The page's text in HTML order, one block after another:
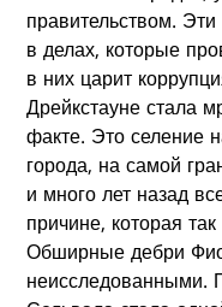
правительством.
в делах, которые
в них царит
Дрейкстауне стала
факте. Это селение
города, на самой
и много лет назад
причине, которая
Обширные дебри
неисследованными.